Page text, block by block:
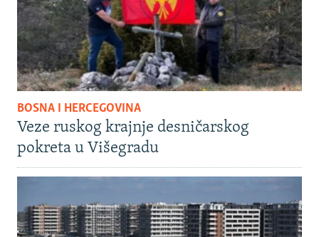
BOSNA I HERCEGOVINA
Veze ruskog krajnje desničarskog
pokreta u Višegradu